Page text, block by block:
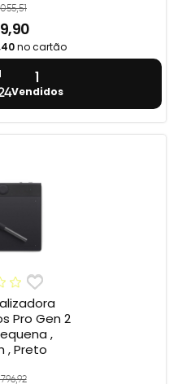
no cartão
1
Vendidos
Pro Gen 2
,
, Preto